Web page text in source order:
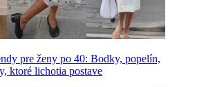
pre ženy po 40: Bodky, popelín,
ktoré lichotia postave